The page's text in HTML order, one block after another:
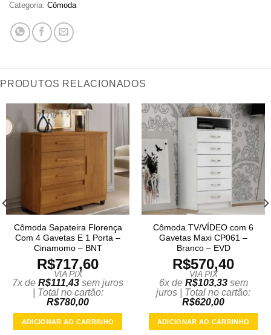
Categoria: Cômoda
PRODUTOS RELACIONADOS
Cômoda Sapateira Florença
Com 4 Gavetas E 1 Porta –
Cinamomo – BNT
R$717,60
VIA PIX
7x de R$111,43 sem juros
| Total no cartão:
R$780,00
ADICIONAR AO CARRINHO
Cômoda TV/VÍDEO com 6
Gavetas Maxi CP061 –
Branco – EVD
R$570,40
VIA PIX
6x de R$103,33sem
juros | Total no cartão:
R$620,00
ADICIONAR AO CARRINHO